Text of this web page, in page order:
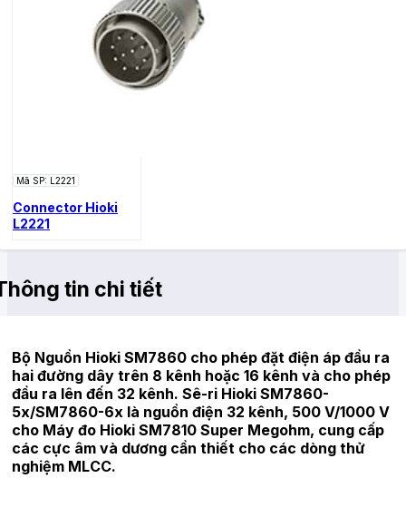
Mã SP: L2221
Connector Hioki
L2221
tin chi tiết
Bộ Nguồn Hioki SM7860 cho phép đặt điện áp đầu ra
hai đường dây trên 8 kênh hoặc 16 kênh và cho phép
đầu ra lên đến 32 kênh. Sê-ri Hioki SM7860-
5x/SM7860-6x là nguồn điện 32 kênh, 500 V/1000 V
cho Máy đo Hioki SM7810 Super Megohm, cung cấp
các cực âm và dương cần thiết cho các dòng thử
nghiệm MLCC.